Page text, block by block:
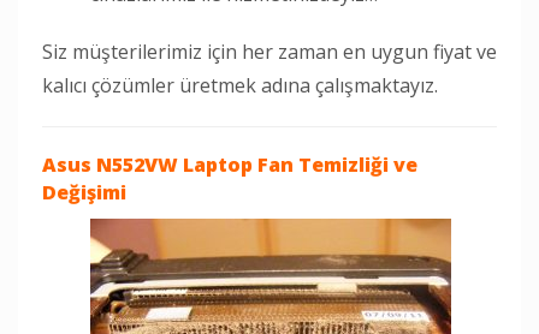
Siz müşterilerimiz için her zaman en uygun fiyat ve
kalıcı çözümler üretmek adına çalışmaktayız.
Asus N552VW Laptop Fan Temizliği ve
Değişimi